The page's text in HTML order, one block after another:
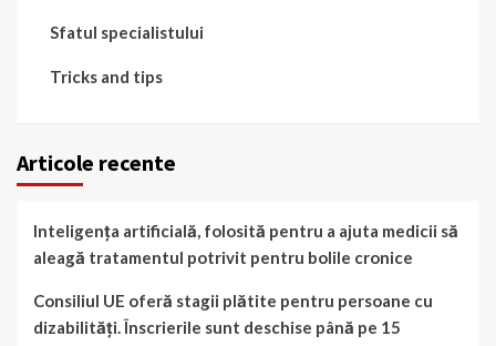
Sfatul specialistului
Tricks and tips
Articole recente
Inteligența artificială, folosită pentru a ajuta medicii să
aleagă tratamentul potrivit pentru bolile cronice
Consiliul UE oferă stagii plătite pentru persoane cu
dizabilități. Înscrierile sunt deschise până pe 15